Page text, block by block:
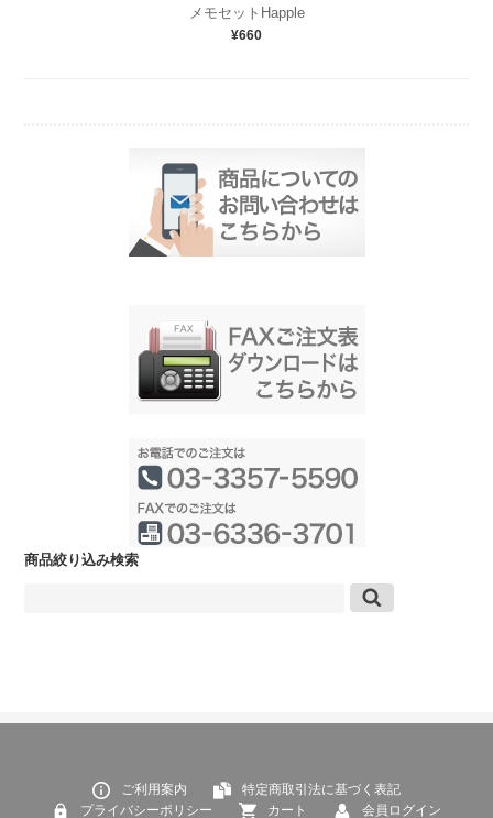
メモセットHapple
¥660
商品絞り込み検索
ご利用案内
特定商取引法に基づく表記
プライバシーポリシー
カート 会員ログイン